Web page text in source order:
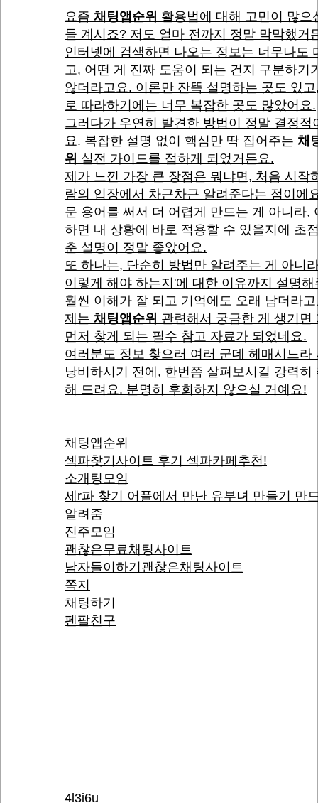
요즘 채팅앱순위 활용법에 대해 고민이 많으
들 계시죠? 저도 얼마 전까지 정말 막막했거
인터넷에 검색하면 나오는 정보는 너무나도
고, 어떤 게 진짜 도움이 되는 건지 구분하기
않더라고요. 이론만 잔뜩 설명하는 곳도 있
로 따라하기에는 너무 복잡한 곳도 많았어요.
그러다가 우연히 발견한 방법이 정말 결정적
요. 복잡한 설명 없이 핵심만 딱 집어주는 채
위 실전 가이드를 접하게 되었거든요.
제가 느낀 가장 큰 장점은 뭐냐면, 처음 시작
람의 입장에서 차근차근 알려준다는 점이에
문 용어를 써서 더 어렵게 만드는 게 아니라,
하면 내 상황에 바로 적용할 수 있을지에 초
춘 설명이 정말 좋았어요.
또 하나는, 단순히 방법만 알려주는 게 아니
이렇게 해야 하는지'에 대한 이유까지 설명해
훨씬 이해가 잘 되고 기억에도 오래 남더라
제는 채팅앱순위 관련해서 궁금한 게 생기면
먼저 찾게 되는 필수 참고 자료가 되었네요.
여러분도 정보 찾으러 여러 군데 헤매시느라
낭비하시기 전에, 한번쯤 살펴보시길 강력히
해 드려요. 분명히 후회하지 않으실 거예요!
채팅앱순위
섹파찾기사이트 후기 섹파카페추천!
소개팅모임
세r파 찾기 어플에서 만난 유부녀 만들기 만
알려줌
진주모임
괜찮은무료채팅사이트
남자들이하기괜찮은채팅사이트
쪽지
채팅하기
펜팔친구
4l3i6u